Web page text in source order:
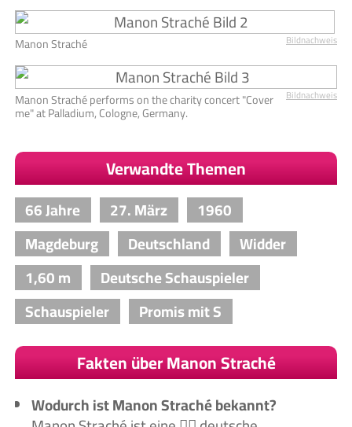
Bildnachweis
Manon Straché
Bildnachweis
Manon Straché performs on the charity concert "Cover
me" at Palladium, Cologne, Germany.
Verwandte Themen
66 Jahre 27. März
1960
Magdeburg
Deutschland
Widder
1,60 m
Deutsche Schauspieler
Schauspieler
Promis mit S
Fakten über Manon Straché
Wodurch ist Manon Straché bekannt?